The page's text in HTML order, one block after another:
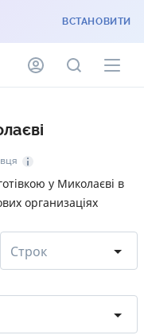
ВСТАНОВИТИ
у Миколаєві в
организаціях
Строк